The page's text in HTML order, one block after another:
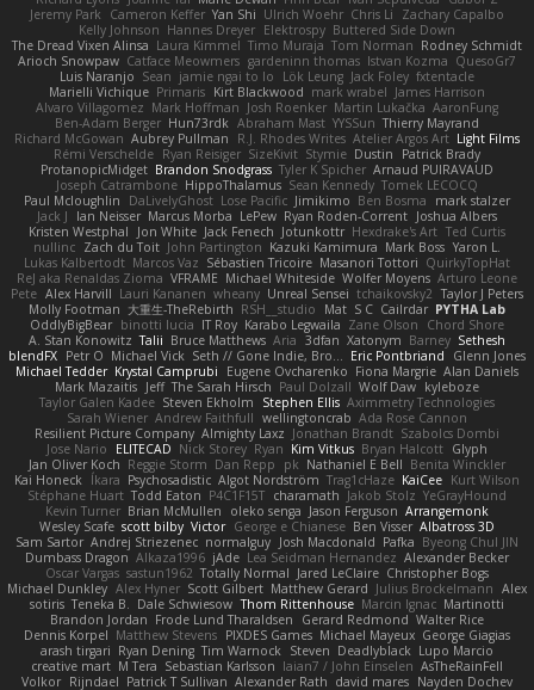
Jeremy Park
Cameron Keffer Yan Shi Ulrich Woehr Chris Li
Zachary Capalbo
Kelly Johnson Hannes Dreyer Elektrospy Buttered Side Down
The Dread Vixen Alinsa Laura Kimmel Timo Muraja Tom Norman Rodney Schmidt
Arioch Snowpaw Catface Meowmers gardeninn thomas Istvan Kozma QuesoGr7
Luis Naranjo Sean jamie ngai to lo Lök Leung Jack Foley fxtentacle
Marielli Vichique Primaris Kirt Blackwood mark wrabel James Harrison
Alvaro Villagomez Mark Hoffman Josh Roenker Martin Lukačka AaronFung
Ben-Adam Berger Hun73rdk Abraham Mast YYSSun Thierry Mayrand
Richard McGowan Aubrey Pullman R.J. Rhodes Writes Atelier Argos Art Light Films
Rémi Verschelde Ryan Reisiger SizeKivit Stymie Dustin
Patrick Brady
ProtanopicMidget Brandon Snodgrass Tyler K Spicher Arnaud PUIRAVAUD
Joseph Catrambone HippoThalamus Sean Kennedy Tomek LECOCQ
Paul Mcloughlin
DaLivelyGhost Lose Pacific Jimikimo Ben Bosma
mark stalzer
Jack J
Ian Neisser Marcus Morba LePew Ryan Roden-Corrent Joshua Albers
Kristen Westphal
Jon White Jack Fenech Jotunkottr Hexdrake's Art Ted Curtis
nullinc Zach du Toit John Partington Kazuki Kamimura Mark Boss Yaron L.
Lukas Kalbertodt Marcos Vaz Sébastien Tricoire Masanori Tottori QuirkyTopHat
ReJ aka Renaldas Zioma VFRAME Michael Whiteside Wolfer Moyens Arturo Leone
Pete Alex Harvill Lauri Kananen wheany Unreal Sensei tchaikovsky2 Taylor J Peters
Molly Footman 大重生-TheRebirth RSH__studio Mat S C Cailrdar PYTHA Lab
OddlyBigBear binotti lucia IT Roy Karabo Legwaila Zane Olson
Chord Shore
A. Stan Konowitz Talii Bruce Matthews Aria 3dfan Xatonym Barney Sethesh
blendFX Petr O Michael Vick Seth // Gone Indie, Bro... Eric Pontbriand
Glenn Jones
Michael Tedder Krystal Camprubi Eugene Ovcharenko Fiona Margrie Alan Daniels
Mark Mazaitis Jeff The Sarah Hirsch Paul Dolzall Wolf Daw kyleboze
Taylor Galen Kadee Steven Ekholm Stephen Ellis Aximmetry Technologies
Sarah Wiener Andrew Faithfull wellingtoncrab Ada Rose Cannon
Resilient Picture Company Almighty Laxz Jonathan Brandt Szabolcs Dombi
Jose Nario
ELITECAD Nick Storey Ryan Kim Vitkus Bryan Halcott Glyph
Jan Oliver Koch Reggie Storm Dan Repp pk Nathaniel E Bell Benita Winckler
Kai Honeck Íkara Psychosadistic Algot Nordström Trag1cHaze KaiCee Kurt Wilson
Stéphane Huart Todd Eaton P4C1F15T charamath Jakob Stolz YeGrayHound
Kevin Turner Brian McMullen oleko senga Jason Ferguson Arrangemonk
Wesley Scafe scott bilby Victor George e Chianese Ben Visser Albatross 3D
Sam Sartor Andrej Striezenec normalguy Josh Macdonald Pafka Byeong Chul JIN
Dumbass Dragon Alkaza1996 jAde Lea Seidman Hernandez Alexander Becker
Oscar Vargas sastun1962 Totally Normal Jared LeClaire Christopher Bogs
Michael Dunkley Alex Hyner Scott Gilbert Matthew Gerard Julius Brockelmann Alex
sotiris Teneka B. Dale Schwiesow Thom Rittenhouse Marcin Ignac Martinotti
Brandon Jordan Frode Lund Tharaldsen Gerard Redmond Walter Rice
Dennis Korpel Matthew Stevens PIXDES Games Michael Mayeux George Giagias
arash tirgari Ryan Dening Tim Warnock Steven Deadlyblack Lupo Marcio
creative mart M Tera Sebastian Karlsson Iaian7 / John Einselen AsTheRainFell
Volkor Rijndael Patrick T Sullivan Alexander Rath david mares Nayden Dochev